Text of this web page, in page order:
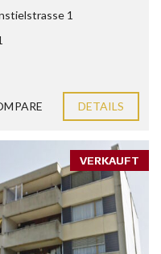
1
DETAILS
VERKAUFT